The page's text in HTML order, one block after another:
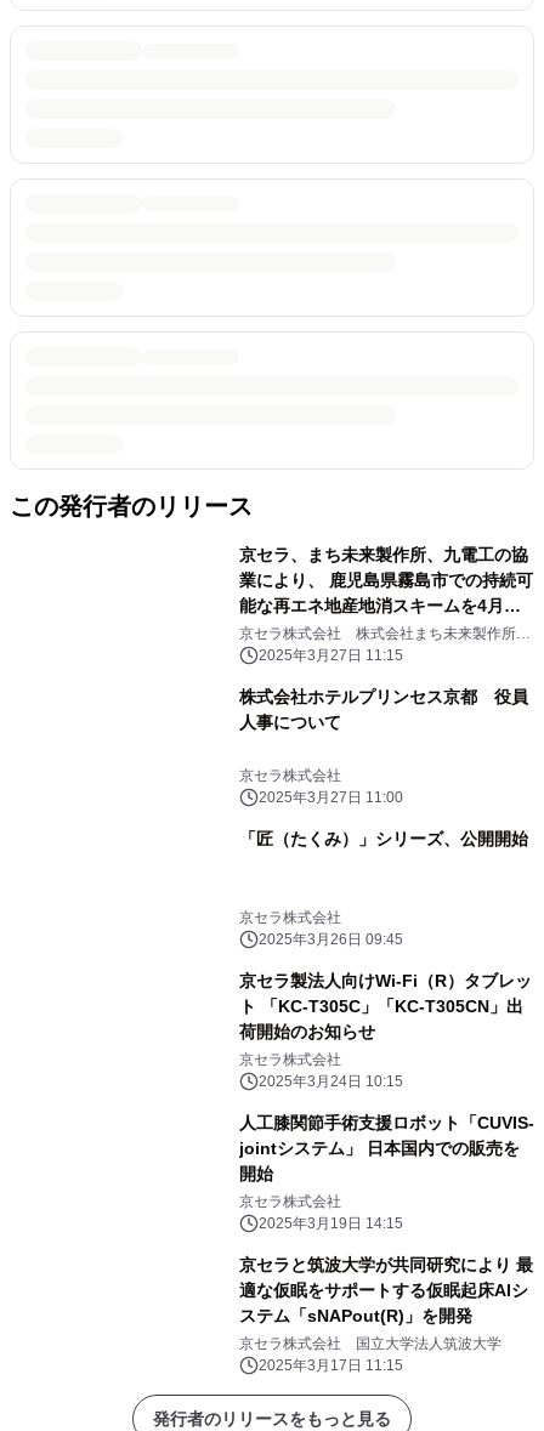
この発行者のリリース
京セラ、まち未来製作所、九電工の協
業により、 鹿児島県霧島市での持続可
能な再エネ地産地消スキームを4月よ
り開始
京セラ株式会社 株式会社まち未来製作所
株式会社九電工 鹿児島県霧島市
2025年3月27日 11:15
株式会社ホテルプリンセス京都 役員
人事について
京セラ株式会社
2025年3月27日 11:00
「匠（たくみ）」シリーズ、公開開始
京セラ株式会社
2025年3月26日 09:45
京セラ製法人向けWi-Fi（R）タブレッ
ト 「KC-T305C」「KC-T305CN」出
荷開始のお知らせ
京セラ株式会社
2025年3月24日 10:15
人工膝関節手術支援ロボット「CUVIS-
jointシステム」 日本国内での販売を
開始
京セラ株式会社
2025年3月19日 14:15
京セラと筑波大学が共同研究により 最
適な仮眠をサポートする仮眠起床AIシ
ステム「sNAPout(R)」を開発
京セラ株式会社 国立大学法人筑波大学
2025年3月17日 11:15
発行者のリリースをもっと見る